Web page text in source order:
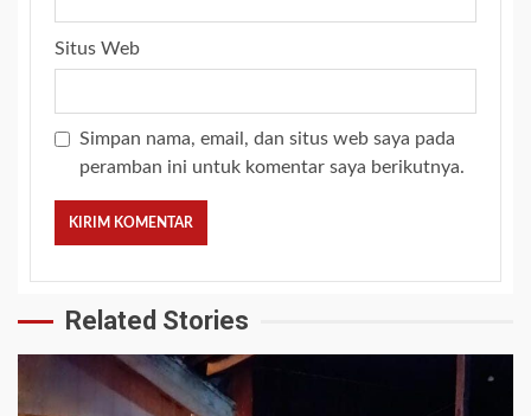
Situs Web
Simpan nama, email, dan situs web saya pada
peramban ini untuk komentar saya berikutnya.
Related Stories